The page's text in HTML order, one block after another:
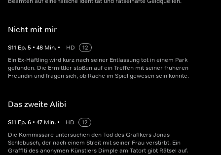
Nicht mit mir
S11 Ep.5 • 48 Min. • HD
12
Ein Ex-Häftling wird kurz nach seiner Entlassung tot in einem Park
gefunden. Die Ermittler stoßen auf ein Treffen mit seiner früheren
Freundin und fragen sich, ob Rache im Spiel gewesen sein könnte.
Das zweite Alibi
S11 Ep.6 • 47 Min. • HD
12
Die Kommissare untersuchen den Tod des Grafikers Jonas
Schlebusch, der nach einem Streit mit seiner Frau verstirbt. Ein
Graffiti des anonymen Künstlers Dimple am Tatort gibt Rätsel auf.